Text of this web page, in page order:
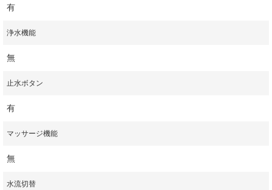
有
浄水機能
無
止水ボタン
有
マッサージ機能
無
水流切替